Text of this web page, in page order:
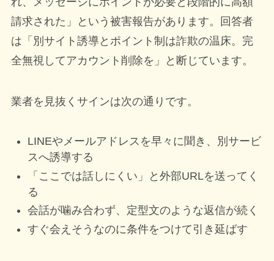
請求された」という被害報告があります。回答者
は「別サイト誘導とポイント制は詐欺の温床。完
全無視してアカウント削除を」と断じています。
業者を見抜くサインは次の通りです。
LINEやメールアドレスを早々に聞き、別サービ
スへ誘導する
「ここでは話しにくい」と外部URLを送ってく
る
会話が噛み合わず、定型文のような返信が続く
すぐ会えそうなのに条件をつけて引き延ばす